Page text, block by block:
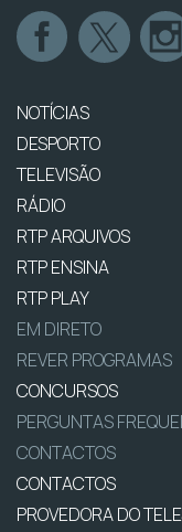
NOTÍCIAS
DESPORTO
TELEVISÃO
RÁDIO
RTP ARQUIVOS
RTP ENSINA
RTP PLAY
EM DIRETO
REVER PROGRAMAS
CONCURSOS
PERGUNTAS
CONTACTOS
CONTACTOS
PROVEDORA DO